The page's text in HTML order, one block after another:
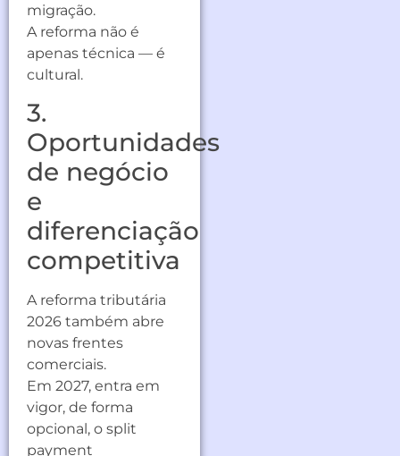
migração.
A reforma não é
apenas técnica — é
cultural.
3.
Oportunidades
de negócio
e
diferenciação
competitiva
A reforma tributária
2026 também abre
novas frentes
comerciais.
Em 2027, entra em
vigor, de forma
opcional, o split
payment